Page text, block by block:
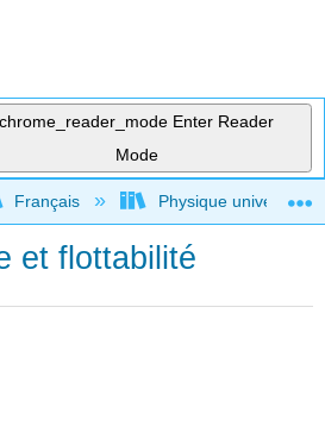
chrome_reader_mode Enter Reader
Mode
global hierarchy
Français Physique
et flottabilité